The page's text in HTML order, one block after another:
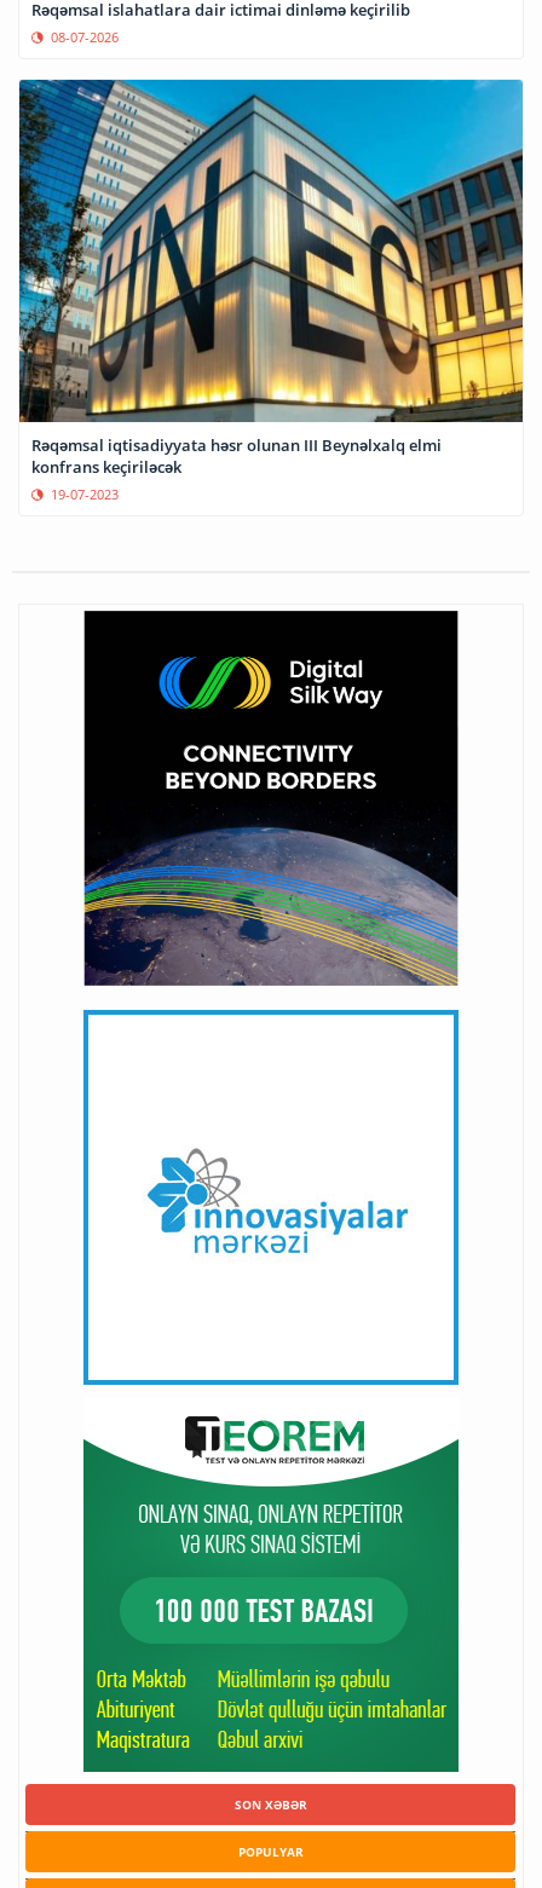
Rəqəmsal islahatlara dair ictimai dinləmə keçirilib
08-07-2026
Rəqəmsal iqtisadiyyata həsr olunan III Beynəlxalq elmi
konfrans keçiriləcək
19-07-2023
SON XƏBƏR
POPULYAR